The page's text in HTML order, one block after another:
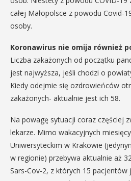
całej Małopolsce z powodu Covid-
osoby.
Koronawirus nie omija również
Liczba zakażonych od początku
jest najwyższa, jeśli chodzi o
Kiedy odejmie się ozdrowieńców
zakażonych- aktualnie jest ich 58.
Na powagę sytuacji coraz częściej
lekarze. Mimo wakacyjnych
Uniwersyteckim w Krakowie
w regionie) przebywa aktualnie aż
Sars-Cov-2, z których 15 pacjentów